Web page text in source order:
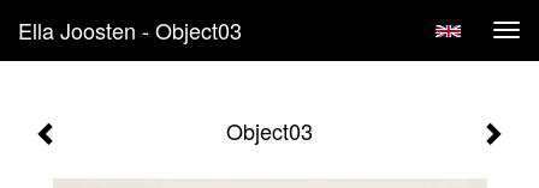
Ella Joosten - Object03
Object03